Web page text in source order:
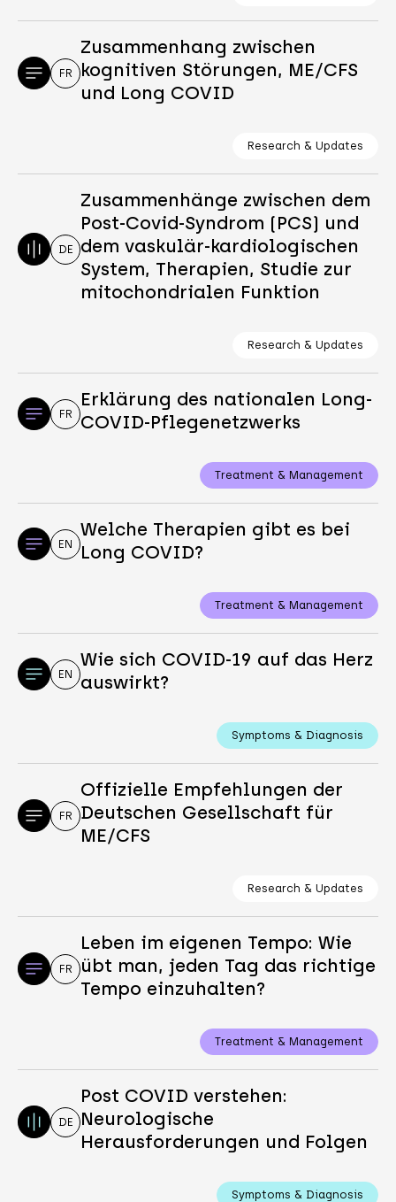
FR
Zusammenhang zwischen
kognitiven Störungen, ME/CFS
und Long COVID
Research & Updates
DE
Zusammenhänge zwischen dem
Post-Covid-Syndrom (PCS) und
dem vaskulär-kardiologischen
System, Therapien, Studie zur
mitochondrialen Funktion
Research & Updates
FR
Erklärung des nationalen Long-
COVID-Pflegenetzwerks
Treatment & Management
EN
Welche Therapien gibt es bei
Long COVID?
Treatment & Management
EN
Wie sich COVID-19 auf das Herz
auswirkt?
Symptoms & Diagnosis
FR
Offizielle Empfehlungen der
Deutschen Gesellschaft für
ME/CFS
Research & Updates
FR
Leben im eigenen Tempo: Wie
übt man, jeden Tag das richtige
Tempo einzuhalten?
Treatment & Management
DE
Post COVID verstehen:
Neurologische
Herausforderungen und Folgen
Symptoms & Diagnosis